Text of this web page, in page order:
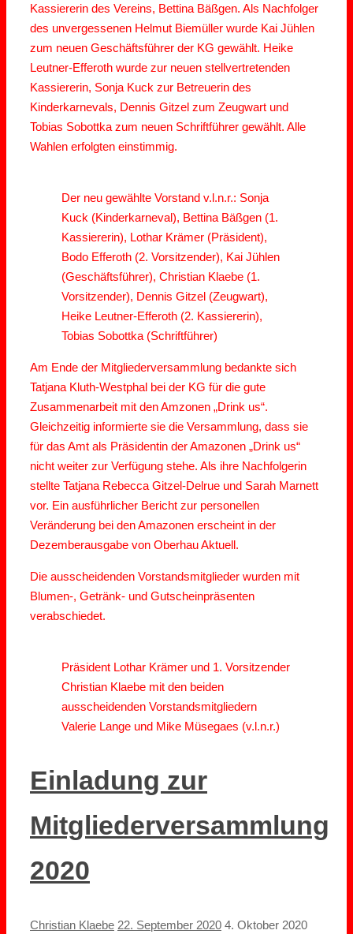
Kassiererin des Vereins, Bettina Bäßgen. Als Nachfolger
des unvergessenen Helmut Biemüller wurde Kai Jühlen
zum neuen Geschäftsführer der KG gewählt. Heike
Leutner-Efferoth wurde zur neuen stellvertretenden
Kassiererin, Sonja Kuck zur Betreuerin des
Kinderkarnevals, Dennis Gitzel zum Zeugwart und
Tobias Sobottka zum neuen Schriftführer gewählt. Alle
Wahlen erfolgten einstimmig.
Der neu gewählte Vorstand v.l.n.r.: Sonja
Kuck (Kinderkarneval), Bettina Bäßgen (1.
Kassiererin), Lothar Krämer (Präsident),
Bodo Efferoth (2. Vorsitzender), Kai Jühlen
(Geschäftsführer), Christian Klaebe (1.
Vorsitzender), Dennis Gitzel (Zeugwart),
Heike Leutner-Efferoth (2. Kassiererin),
Tobias Sobottka (Schriftführer)
Am Ende der Mitgliederversammlung bedankte sich
Tatjana Kluth-Westphal bei der KG für die gute
Zusammenarbeit mit den Amzonen „Drink us“.
Gleichzeitig informierte sie die Versammlung, dass sie
für das Amt als Präsidentin der Amazonen „Drink us“
nicht weiter zur Verfügung stehe. Als ihre Nachfolgerin
stellte Tatjana Rebecca Gitzel-Delrue und Sarah Marnett
vor. Ein ausführlicher Bericht zur personellen
Veränderung bei den Amazonen erscheint in der
Dezemberausgabe von Oberhau Aktuell.
Die ausscheidenden Vorstandsmitglieder wurden mit
Blumen-, Getränk- und Gutscheinpräsenten
verabschiedet.
Präsident Lothar Krämer und 1. Vorsitzender
Christian Klaebe mit den beiden
ausscheidenden Vorstandsmitgliedern
Valerie Lange und Mike Müsegaes (v.l.n.r.)
Einladung zur
Mitgliederversammlung
2020
Christian Klaebe 22. September 2020 4. Oktober 2020